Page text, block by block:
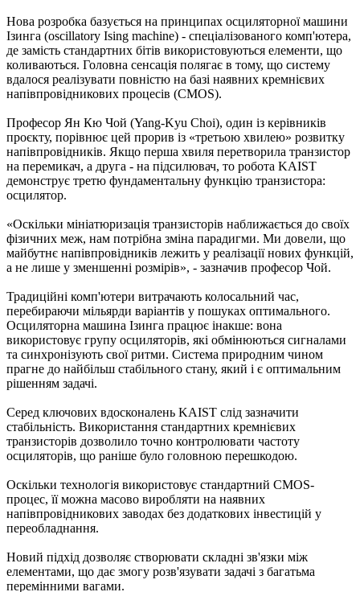
Нова розробка базується на принципах осциляторної машини
Ізинга (oscillatory Ising machine) - спеціалізованого комп'ютера,
де замість стандартних бітів використовуються елементи, що
коливаються. Головна сенсація полягає в тому, що систему
вдалося реалізувати повністю на базі наявних кремнієвих
напівпровідникових процесів (CMOS).
Професор Ян Кю Чой (Yang-Kyu Choi), один із керівників
проєкту, порівнює цей прорив із «третьою хвилею» розвитку
напівпровідників. Якщо перша хвиля перетворила транзистор
на перемикач, а друга - на підсилювач, то робота KAIST
демонструє третю фундаментальну функцію транзистора:
осцилятор.
«Оскільки мініатюризація транзисторів наближається до своїх
фізичних меж, нам потрібна зміна парадигми. Ми довели, що
майбутнє напівпровідників лежить у реалізації нових функцій,
а не лише у зменшенні розмірів», - зазначив професор Чой.
Традиційні комп'ютери витрачають колосальний час,
перебираючи мільярди варіантів у пошуках оптимального.
Осциляторна машина Ізинга працює інакше: вона
використовує групу осциляторів, які обмінюються сигналами
та синхронізують свої ритми. Система природним чином
прагне до найбільш стабільного стану, який і є оптимальним
рішенням задачі.
Серед ключових вдосконалень KAIST слід зазначити
стабільність. Використання стандартних кремнієвих
транзисторів дозволило точно контролювати частоту
осциляторів, що раніше було головною перешкодою.
Оскільки технологія використовує стандартний CMOS-
процес, її можна масово виробляти на наявних
напівпровідникових заводах без додаткових інвестицій у
переобладнання.
Новий підхід дозволяє створювати складні зв'язки між
елементами, що дає змогу розв'язувати задачі з багатьма
перемінними вагами.